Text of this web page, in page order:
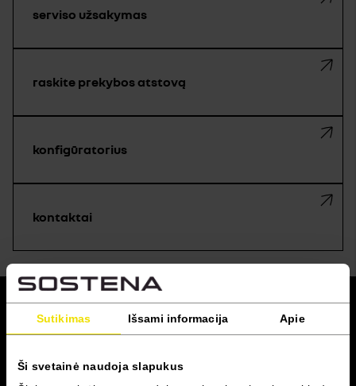
Sutikimas Išsami informacija Apie
Ši svetainė naudoja slapukus
serviso užsakymas
raskite prekybos atstovą
konfigūratorius
kontaktai
grįžti į viršų
RENAULT PRO+